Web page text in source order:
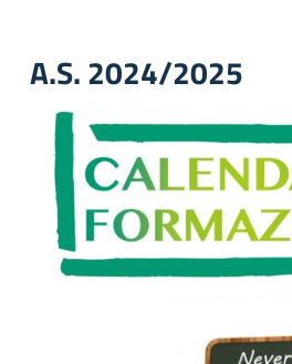
A.S. 2024/2025